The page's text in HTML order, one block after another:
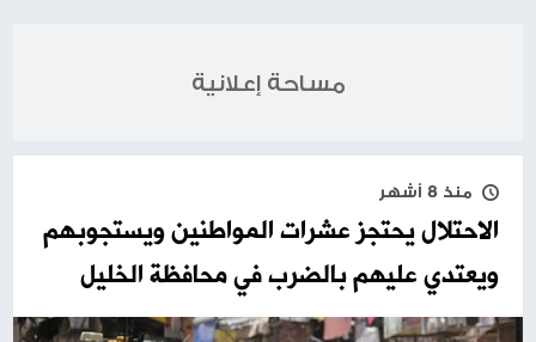
مساحة إعلانية
منذ 8 أشهر
الاحتلال يحتجز عشرات المواطنين ويستجوبهم
ويعتدي عليهم بالضرب في محافظة الخليل